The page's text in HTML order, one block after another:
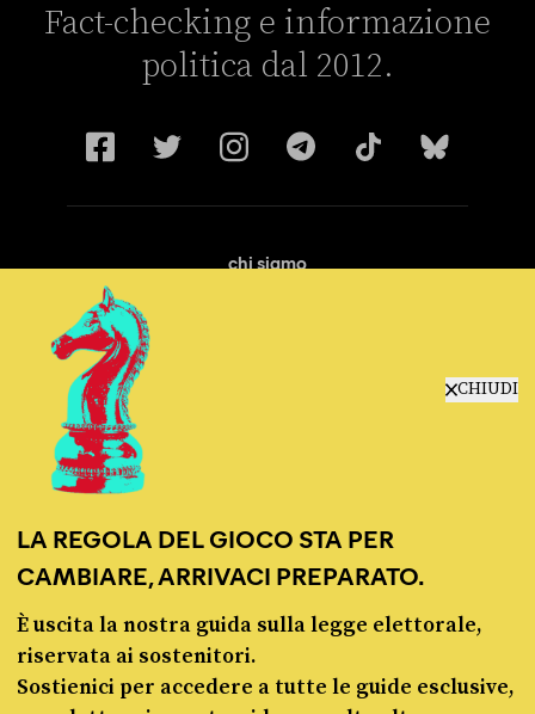
CHIUDI
LA REGOLA DEL GIOCO STA PER
CAMBIARE, ARRIVACI PREPARATO.
È uscita la nostra guida sulla legge elettorale,
riservata ai sostenitori.
Sostienici per accedere a tutte le guide esclusive,
Fact-checking e informazione
politica dal 2012.
chi siamo
© Pagella Politica 2012 - 2026
Pagella Politica è una testata registrata presso il Tribunale di Milano, n. 55 del 8